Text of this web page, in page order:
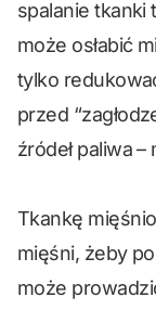
spalanie tkanki
może osłabić
tylko
przed
źródeł paliwa
Tkankę
mięśni, żeby
może